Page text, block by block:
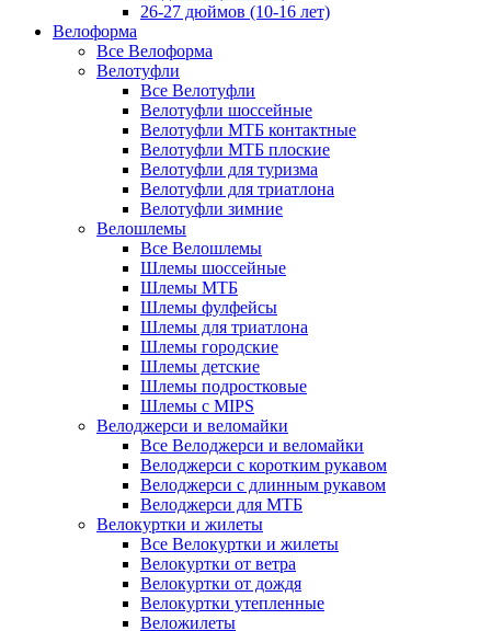
26-27 дюймов (10-16 лет)
Велоформа
Все Велоформа
Велотуфли
Все Велотуфли
Велотуфли шоссейные
Велотуфли МТБ контактные
Велотуфли МТБ плоские
Велотуфли для туризма
Велотуфли для триатлона
Велотуфли зимние
Велошлемы
Все Велошлемы
Шлемы шоссейные
Шлемы МТБ
Шлемы фулфейсы
Шлемы для триатлона
Шлемы городские
Шлемы детские
Шлемы подростковые
Шлемы с MIPS
Велоджерси и веломайки
Все Велоджерси и веломайки
Велоджерси с коротким рукавом
Велоджерси с длинным рукавом
Велоджерси для МТБ
Велокуртки и жилеты
Все Велокуртки и жилеты
Велокуртки от ветра
Велокуртки от дождя
Велокуртки утепленные
Веложилеты